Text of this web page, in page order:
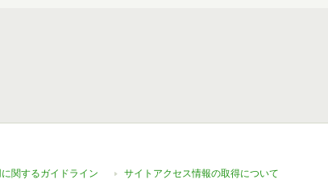
関するガイドライン サイトアクセス情報の取得について